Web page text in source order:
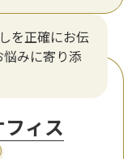
を正確にお伝
みに寄り添
ィス